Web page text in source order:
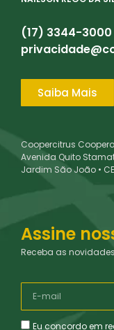
(17) 3344-3000
Saiba Mais
Coopercitrus
Avenida Quito
Jardim São João •
Assine
Receba as
Eu concordo em